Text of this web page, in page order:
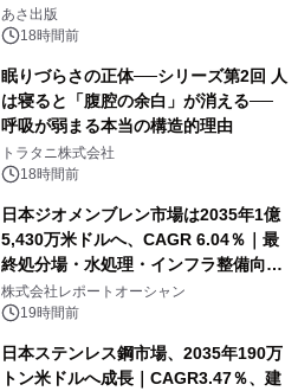
「多店舗展開」の教科書』2026年8月
24日（月）発売
あさ出版
18時間前
眠りづらさの正体──シリーズ第2回 人
は寝ると「腹腔の余白」が消える──
呼吸が弱まる本当の構造的理由
トラタニ株式会社
18時間前
日本ジオメンブレン市場は2035年1億
5,430万米ドルへ、CAGR 6.04％｜最
終処分場・水処理・インフラ整備向け
需要拡大
株式会社レポートオーシャン
19時間前
日本ステンレス鋼市場、2035年190万
トン米ドルへ成長｜CAGR3.47％、建